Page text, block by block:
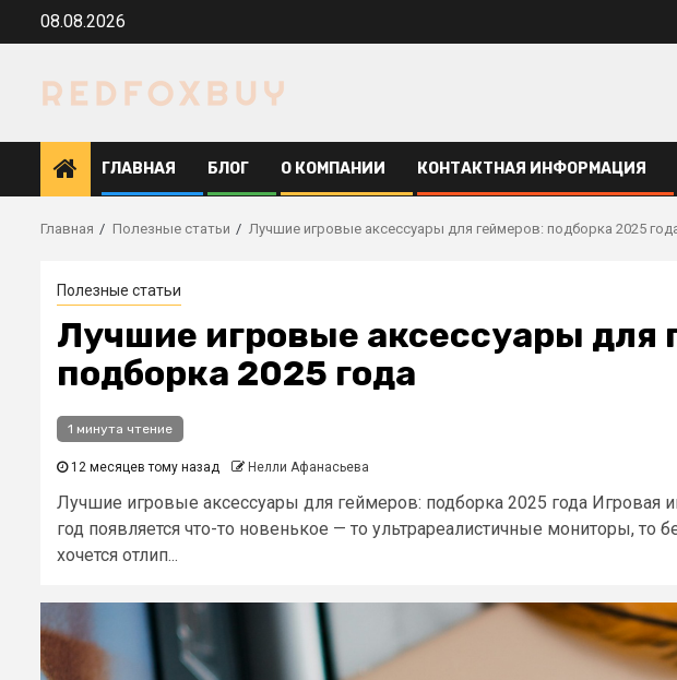
Перейти08.08.2026
ГЛАВНАЯ БЛОГ О КОМПАНИИ КОНТАКТНАЯ ИНФОРМАЦИЯ
Главная Полезные статьи Лучшие игровые аксессуары для геймеров: подборка 2025
Полезные статьи
Лучшие игровые аксессуары для
подборка 2025 года
1 минута чтение
12 месяцев тому назад Нелли Афанасьева
Лучшие игровые аксессуары для геймеров: подборка 2025 года Игровая
год появляется что-то новенькое — то ультрареалистичные мониторы,
хочется отлип...